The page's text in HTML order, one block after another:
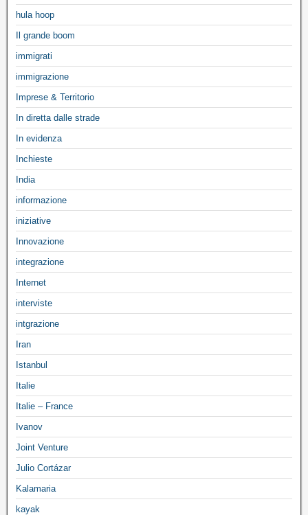
hula hoop
Il grande boom
immigrati
immigrazione
Imprese & Territorio
In diretta dalle strade
In evidenza
Inchieste
India
informazione
iniziative
Innovazione
integrazione
Internet
interviste
intgrazione
Iran
Istanbul
Italie
Italie – France
Ivanov
Joint Venture
Julio Cortázar
Kalamaria
kayak